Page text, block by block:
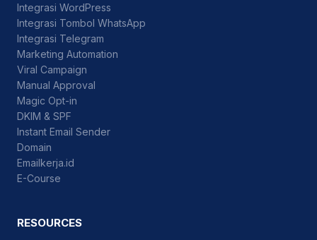
Integrasi WordPress
Integrasi Tombol WhatsApp
Integrasi Telegram
Marketing Automation
Viral Campaign
Manual Approval
Magic Opt-in
DKIM & SPF
Instant Email Sender
Domain
Emailkerja.id
E-Course
RESOURCES